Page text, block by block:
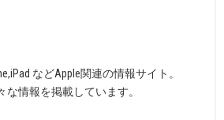
などApple関連の情報サイト。
な情報を掲載しています。